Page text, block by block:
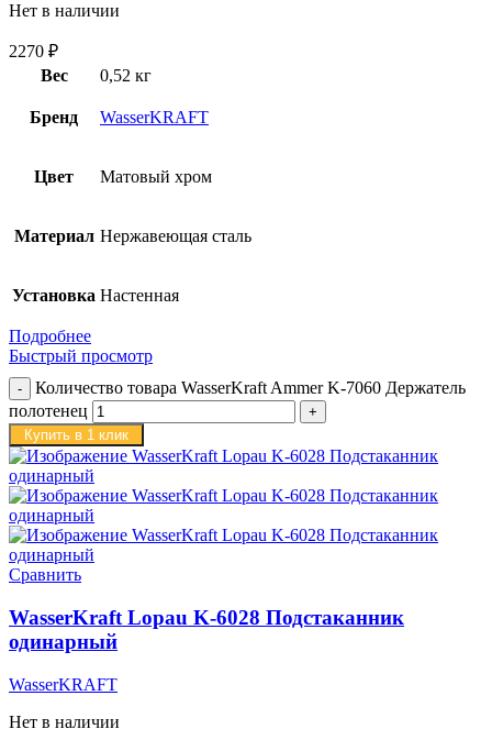
Нет в наличии
2270 ₽
Вес
0,52 кг
Бренд WasserKRAFT
Цвет Матовый хром
Материал Нержавеющая сталь
Установка Настенная
Подробнее
Быстрый просмотр
Количество товара WasserKraft Ammer K-7060 Держатель
полотенец
Купить в 1 клик
Сравнить
WasserKraft Lopau K-6028 Подстаканник
одинарный
WasserKRAFT
Нет в наличии